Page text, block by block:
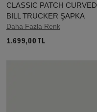
CLASSIC PATCH CURVED
BILL TRUCKER ŞAPKA
Daha Fazla Renk
1.699,00 TL